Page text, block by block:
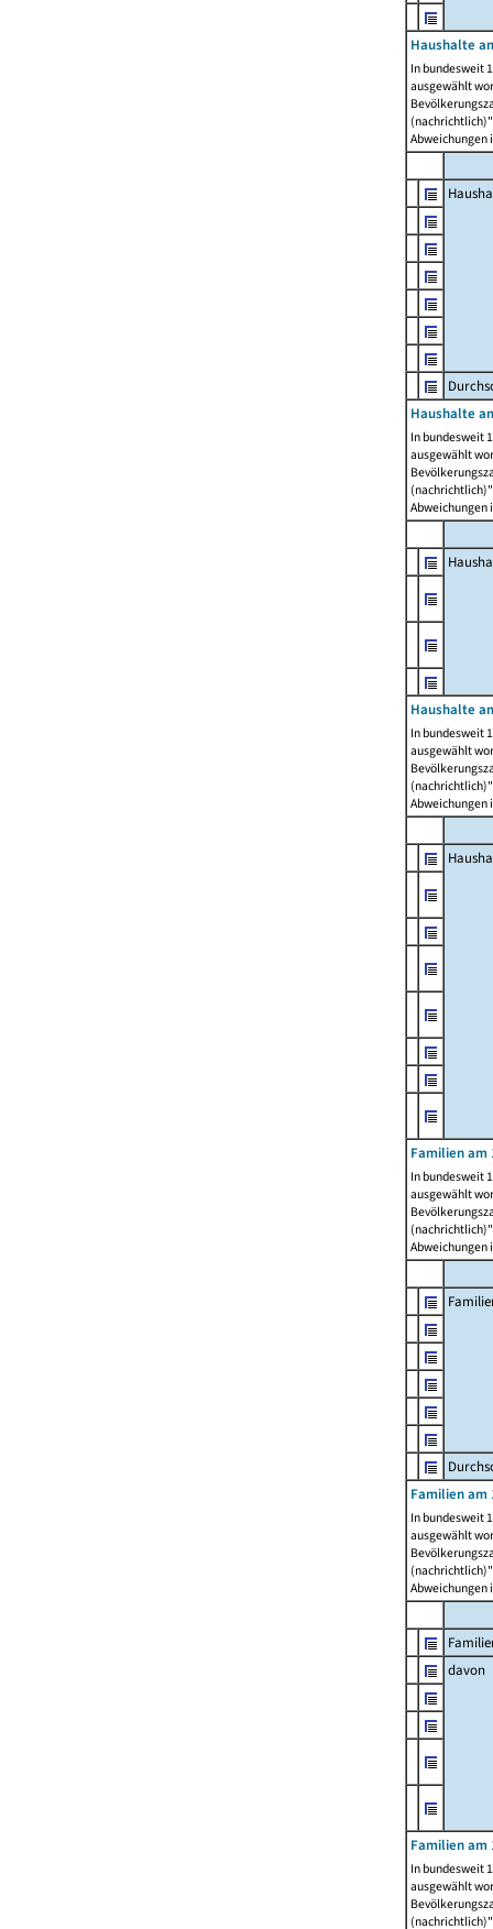
Haushalte
In bundesweit
ausgewählt
Abweichungen
Haushalte
In bundesweit
ausgewählt
Abweichungen
Haushalte
In bundesweit
ausgewählt
Abweichungen
Familien am
In bundesweit
ausgewählt
Abweichungen
Familien am
In bundesweit
ausgewählt
Abweichungen
davon
Familien am
In bundesweit
ausgewählt